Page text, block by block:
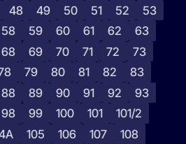
48 49 50 51 52
53
58 59 60 61 62
63
68 69 70 71 72
73
79 80 81 82
83
88 89 90 91 92
93
98 99 100 101
101/2
105 106 107
108